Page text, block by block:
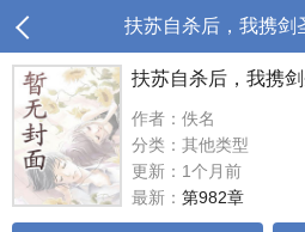
扶苏自杀后，我携剑
扶苏自杀后，我携
作者：佚名
分类：其他类型
更新：1个月前
最新： 第982章